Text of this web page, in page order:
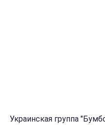
Украинская группа